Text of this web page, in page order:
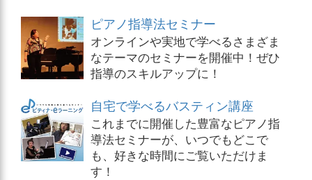
ピアノ指導法セミナー
オンラインや実地で学べるさまざま
なテーマのセミナーを開催中！ぜひ
指導のスキルアップに！
自宅で学べるバスティン講座
これまでに開催した豊富なピアノ指
導法セミナーが、いつでもどこで
も、好きな時間にご覧いただけま
す！